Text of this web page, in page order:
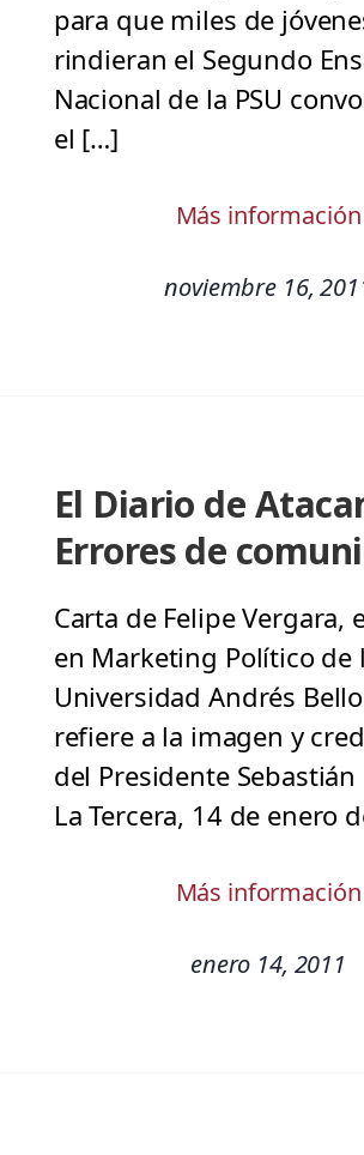
para que miles de
rindieran el Segundo
Nacional de la PSU
el […]
Más información
noviembre 16,
El Diario de
Errores de
Carta de Felipe Vergara,
en Marketing Político de
Universidad Andrés
refiere a la imagen y
del Presidente Sebastián
La Tercera, 14 de enero
Más información
enero 14, 2011